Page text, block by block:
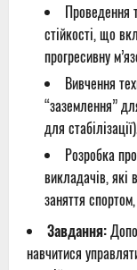
Проведення
стійкості, що
прогресивну
Вивчення
“заземлення”
для
Розробка
викладачів, які
заняття
Завдання:
навчитися